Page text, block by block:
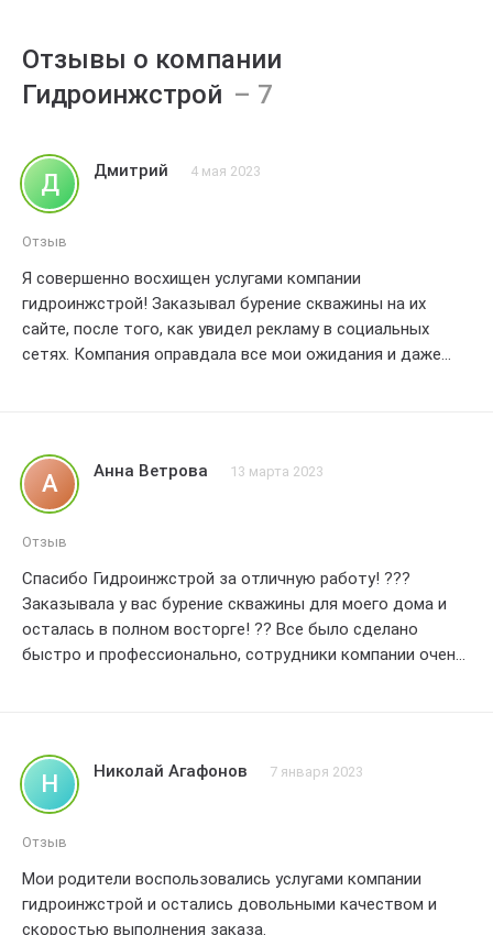
Отзывы о компании
Гидроинжстрой
Д Дмитрий 4 мая 2023
Отзыв
Я совершенно восхищен услугами компании
гидроинжстрой! Заказывал бурение скважины на их
сайте, после того, как увидел рекламу в социальных
сетях. Компания оправдала все мои ожидания и даже
подробно. Бурение прошло быстро и без каких-либо
проблем. Результат превзошел все мои ожидания! Очень
благодарен команде гидроинжстрой за их отличную
А Анна Ветрова 13 марта 2023
Отзыв
Спасибо Гидроинжстрой за отличную работу! ???
Заказывала у вас бурение скважины для моего дома и
осталась в полном восторге! ?? Все было сделано
быстро и профессионально, сотрудники компании очень
Рекомендую всем! ??
Н Николай Агафонов 7 января 2023
Отзыв
Мои родители воспользовались услугами компании
гидроинжстрой и остались довольными качеством и
скоростью выполнения заказа.